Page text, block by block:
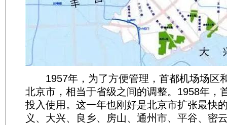
1957年，为了方便管理，首都机场场区
北京市，相当于省级之间的调整。1958年，
投入使用。这一年也刚好是北京市扩张最快
义、大兴、良乡、房山、通州市、平谷、密